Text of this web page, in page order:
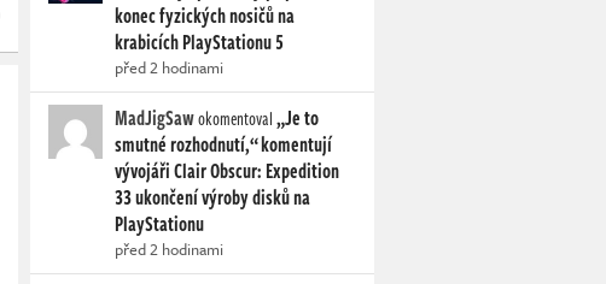
konec fyzických nosičů na
krabicích PlayStationu 5
před 2 hodinami
MadJigSawokomentoval„Je to
smutné rozhodnutí,“ komentují
vývojáři Clair Obscur: Expedition
33 ukončení výroby disků na
PlayStationu
před 2 hodinami